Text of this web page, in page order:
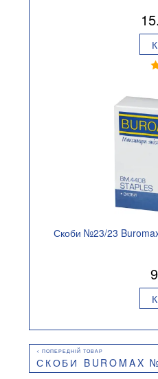
Скоби №23/23
СКОБИ BUROMAX